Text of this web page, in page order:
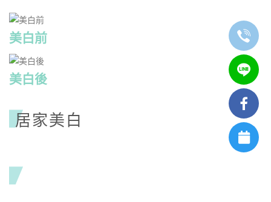
美白前
美白後
居家美⽩